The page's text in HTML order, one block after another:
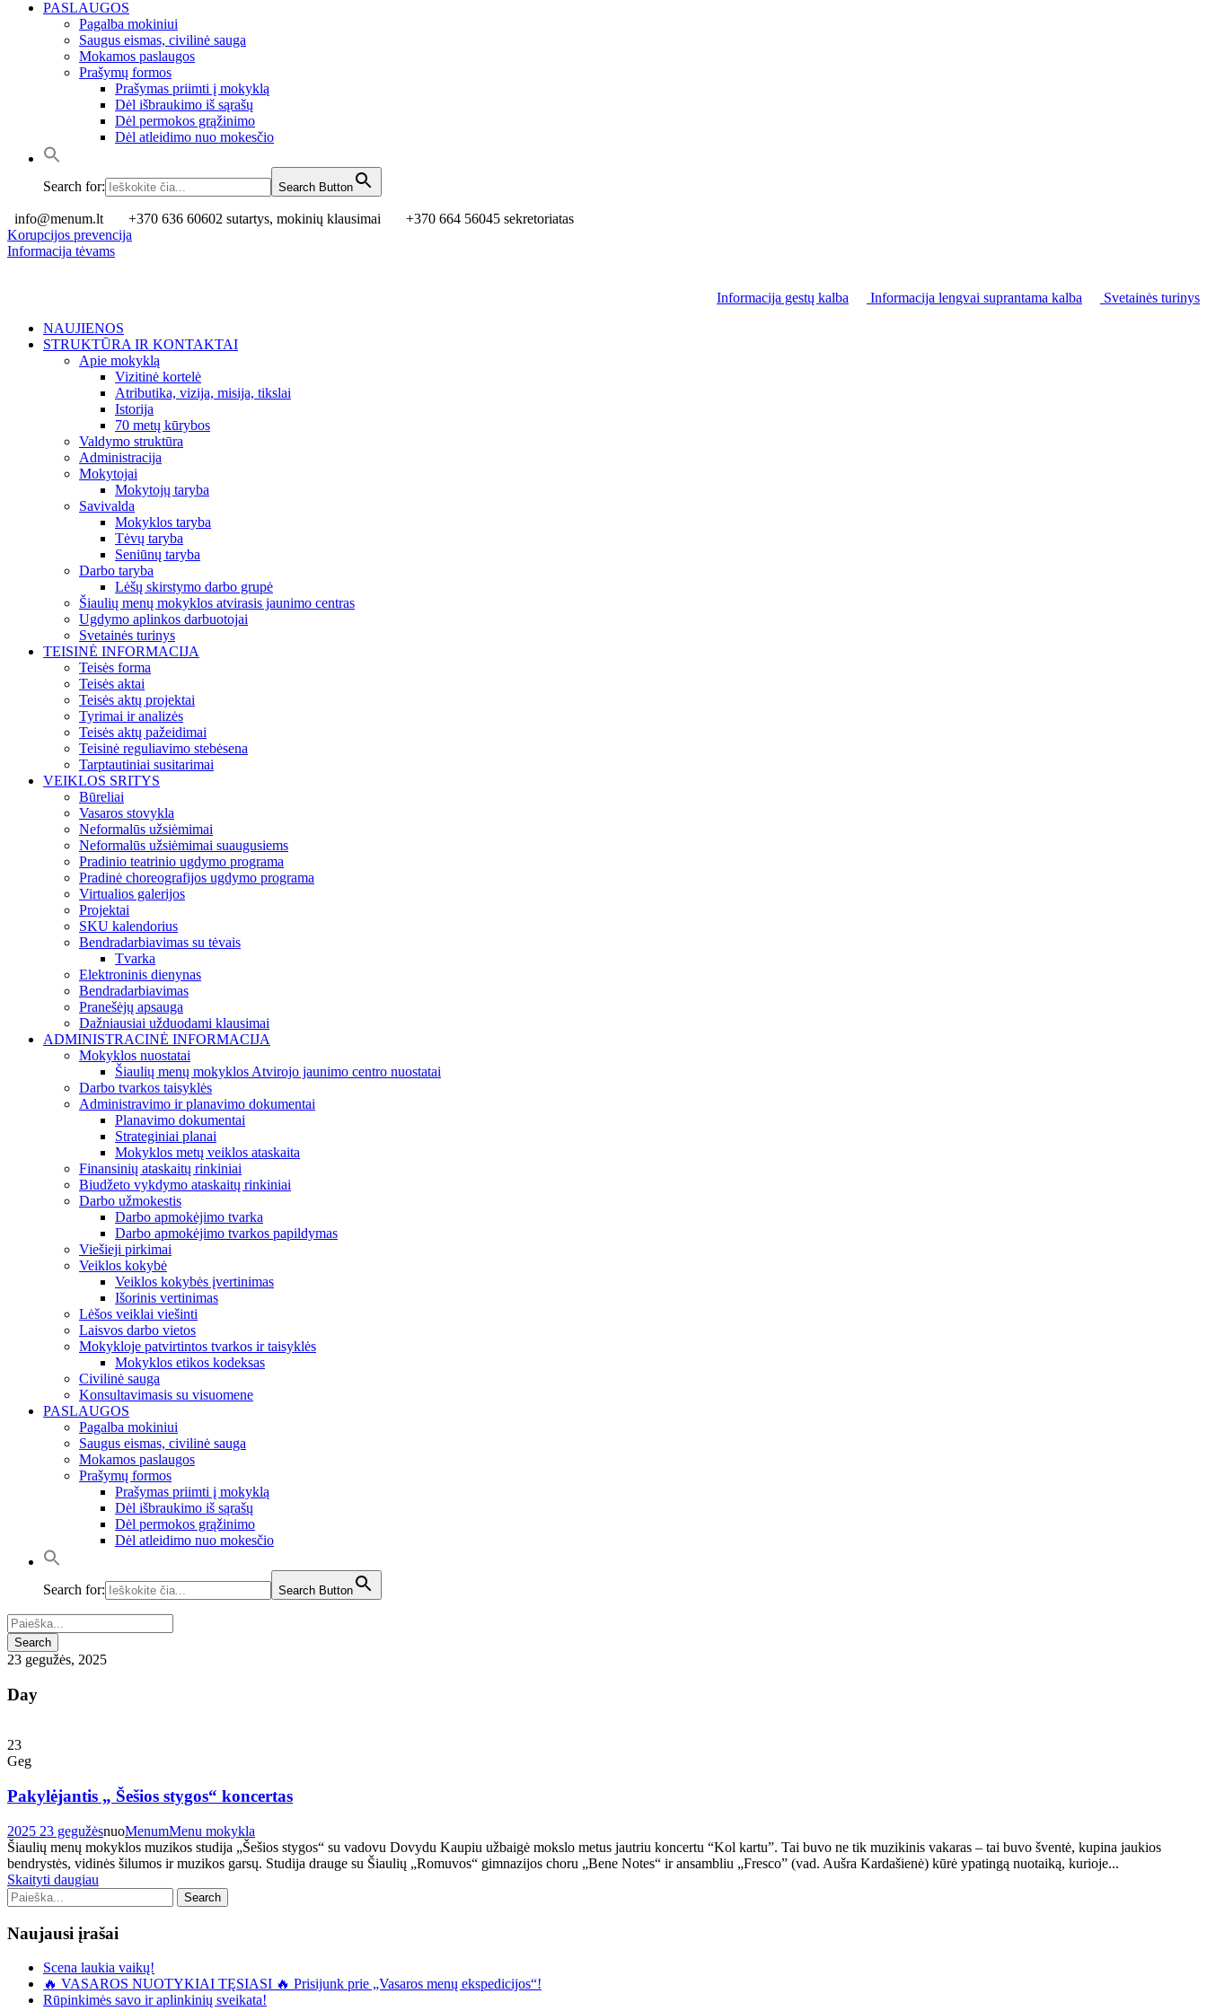
PASLAUGOS
Pagalba mokiniui
Saugus eismas, civilinė sauga
Mokamos paslaugos
Prašymų formos
Prašymas priimti į mokyklą
Dėl išbraukimo iš sąrašų
Dėl permokos grąžinimo
Dėl atleidimo nuo mokesčio
Search for: Search Button
info@menum.lt +370 636 60602 sutartys, mokinių klausimai
+370 664 56045 sekretoriatas
Korupcijos prevencija
Informacija tėvams
Informacija gestų kalba Informacija lengvai suprantama kalba
Svetainės turinys
NAUJIENOS
STRUKTŪRA IR KONTAKTAI
Apie mokyklą
Vizitinė kortelė
Atributika, vizija, misija, tikslai
Istorija
70 metų kūrybos
Valdymo struktūra
Administracija
Mokytojai
Mokytojų taryba
Savivalda
Mokyklos taryba
Tėvų taryba
Seniūnų taryba
Darbo taryba
Lėšų skirstymo darbo grupė
Šiaulių menų mokyklos atvirasis jaunimo centras
Ugdymo aplinkos darbuotojai
Svetainės turinys
TEISINĖ INFORMACIJA
Teisės forma
Teisės aktai
Teisės aktų projektai
Tyrimai ir analizės
Teisės aktų pažeidimai
Teisinė reguliavimo stebėsena
Tarptautiniai susitarimai
VEIKLOS SRITYS
Būreliai
Vasaros stovykla
Neformalūs užsiėmimai
Neformalūs užsiėmimai suaugusiems
Pradinio teatrinio ugdymo programa
Pradinė choreografijos ugdymo programa
Virtualios galerijos
Projektai
SKU kalendorius
Bendradarbiavimas su tėvais
Tvarka
Elektroninis dienynas
Bendradarbiavimas
Pranešėjų apsauga
Dažniausiai užduodami klausimai
ADMINISTRACINĖ INFORMACIJA
Mokyklos nuostatai
Šiaulių menų mokyklos Atvirojo jaunimo centro nuostatai
Darbo tvarkos taisyklės
Administravimo ir planavimo dokumentai
Planavimo dokumentai
Strateginiai planai
Mokyklos metų veiklos ataskaita
Finansinių ataskaitų rinkiniai
Biudžeto vykdymo ataskaitų rinkiniai
Darbo užmokestis
Darbo apmokėjimo tvarka
Darbo apmokėjimo tvarkos papildymas
Viešieji pirkimai
Veiklos kokybė
Veiklos kokybės įvertinimas
Išorinis vertinimas
Lėšos veiklai viešinti
Laisvos darbo vietos
Mokykloje patvirtintos tvarkos ir taisyklės
Mokyklos etikos kodeksas
Civilinė sauga
Konsultavimasis su visuomene
PASLAUGOS
Pagalba mokiniui
Saugus eismas, civilinė sauga
Mokamos paslaugos
Prašymų formos
Prašymas priimti į mokyklą
Dėl išbraukimo iš sąrašų
Dėl permokos grąžinimo
Dėl atleidimo nuo mokesčio
Search for: Search Button
23 gegužės, 2025
Day
23
Geg
Pakylėjantis „ Šešios stygos“ koncertas
2025 23 gegužėsnuoMenumMenu mokykla
Šiaulių menų mokyklos muzikos studija „Šešios stygos“ su vadovu Dovydu Kaupiu užbaigė mokslo metus jautriu koncertu “Kol kartu”. Tai buvo ne tik muzikinis vakaras – tai buvo šventė, kupina jaukios
bendrystės, vidinės šilumos ir muzikos garsų. Studija drauge su Šiaulių „Romuvos“ gimnazijos choru „Bene Notes“ ir ansambliu „Fresco” (vad. Aušra Kardašienė) kūrė ypatingą nuotaiką, kurioje...
Skaityti daugiau
Naujausi įrašai
Scena laukia vaikų!
🔥 VASAROS NUOTYKIAI TĘSIASI 🔥 Prisijunk prie „Vasaros menų ekspedicijos“!
Rūpinkimės savo ir aplinkinių sveikata!